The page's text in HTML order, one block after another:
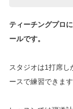
ティーチングプロ
ールです。
スタジオは1打席
ースで練習できます